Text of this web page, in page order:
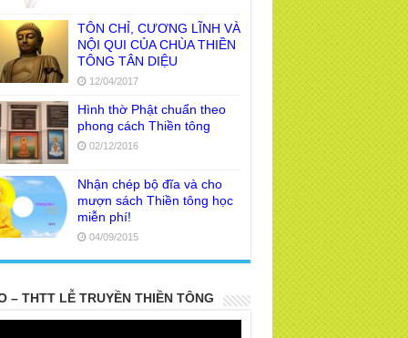
TÔN CHỈ, CƯƠNG LĨNH VÀ
NỘI QUI CỦA CHÙA THIỀN
TÔNG TÂN DIỆU
12/04/2017
Hình thờ Phật chuẩn theo
phong cách Thiền tông
02/12/2016
Nhận chép bộ đĩa và cho
mượn sách Thiền tông học
miễn phí!
04/09/2015
– THTT LỄ TRUYỀN THIỀN TÔNG